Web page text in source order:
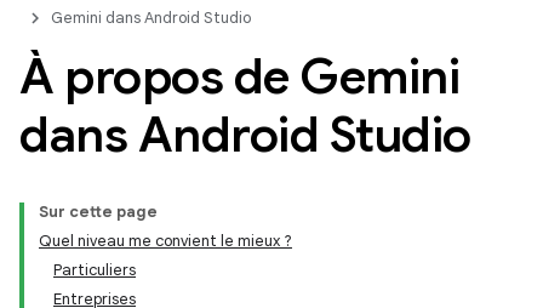
Gemini dans Android Studio
À propos de Gemini
dans Android Studio
Sur cette page
Quel niveau me convient le mieux ?
Particuliers
Entreprises